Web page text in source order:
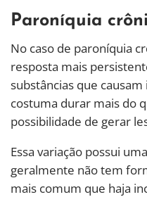
Paroníquia
No caso de paroníquia
resposta mais
substâncias que
costuma durar mais do
possibilidade de gerar
Essa variação possui
geralmente não tem
mais comum que haja